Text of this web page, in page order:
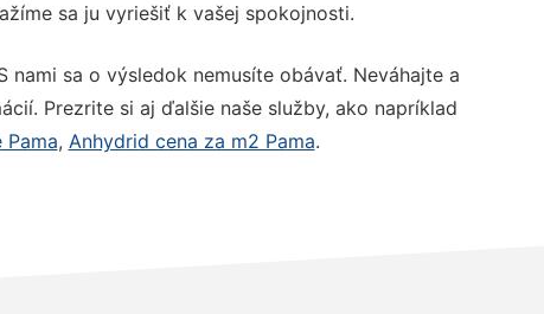
sa ju vyriešiť k vašej spokojnosti.
nami sa o výsledok nemusíte obávať. Neváhajte a
Prezrite si aj ďalšie naše služby, ako napríklad
, Anhydrid cena za m2 Pama.